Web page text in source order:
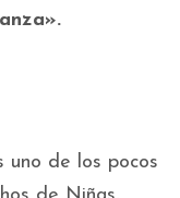
uno de los pocos